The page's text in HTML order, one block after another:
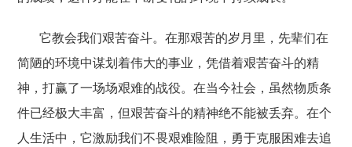
它教会我们艰苦奋斗。在那艰苦的岁月里，先辈们在
简陋的环境中谋划着伟大的事业，凭借着艰苦奋斗的精
神，打赢了一场场艰难的战役。在当今社会，虽然物质条
件已经极大丰富，但艰苦奋斗的精神绝不能被丢弃。在个
人生活中，它激励我们不畏艰难险阻，勇于克服困难去追